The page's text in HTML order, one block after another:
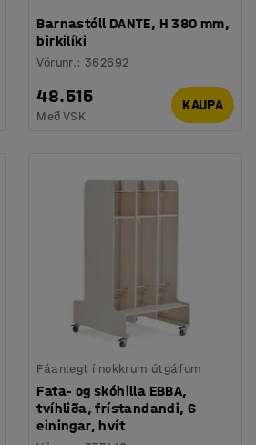
Barnastóll DANTE, H 380 mm,
birkilíki
Vörunr.:362692
48.515
Með VSK
KAUPA
Fáanlegt í nokkrum útgáfum
Fata- og skóhilla EBBA,
tvíhliða, frístandandi, 6
einingar, hvít